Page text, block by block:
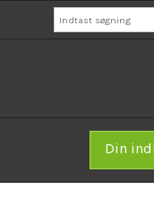
Din